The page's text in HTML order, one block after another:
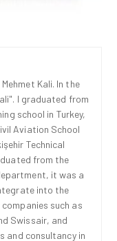
Kali. In the
I graduated from
school in Turkey,
Aviation School
Technical
from the
it was a
into the
such as
Swissair, and
and consultancy in